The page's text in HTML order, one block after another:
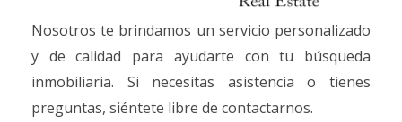
Nosotros te brindamos un servicio personalizado
y de calidad para ayudarte con tu búsqueda
inmobiliaria. Si necesitas asistencia o tienes
preguntas, siéntete libre de contactarnos.